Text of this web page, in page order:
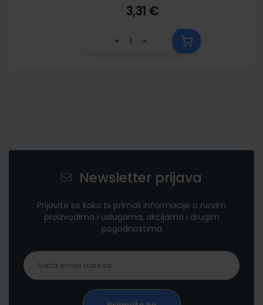
3,31 €
Newsletter prijava
Prijavite se kako bi primali informacije o novim
proizvodima i uslugama, akcijama i drugim
pogodnostima